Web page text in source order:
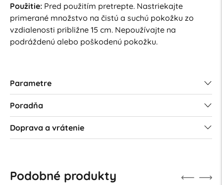
Použitie:Pred použitím pretrepte. Nastriekajte
primerané množstvo na čistú a suchú pokožku zo
vzdialenosti približne 15 cm. Nepoužívajte na
podráždenú alebo poškodenú pokožku.
Parametre
Poradňa
Doprava a vrátenie
Podobné produkty